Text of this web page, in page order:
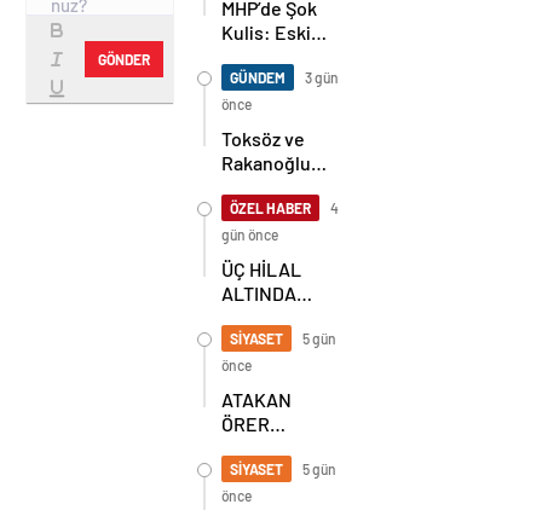
GÖNDER
MHP’de Şok
Kulis: Eski
Sahnede!
Korkmaz Yol
Vermiyor
GÜNDEM
3 gün
önce
Toksöz ve
Rakanoğlu
Acı Günü
ÖZEL HABER
4
gün önce
ÜÇ HİLAL
ALTINDA
BULUŞMA!
SEKİZ İL
BAŞKANI
BİR ARADA
SİYASET
5 gün
önce
ATAKAN
ÖRER
BAŞKAN
SEÇİLDİ
SİYASET
5 gün
önce